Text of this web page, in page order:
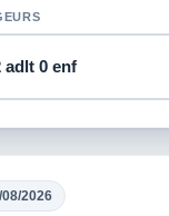
adlt 0 enf
2026